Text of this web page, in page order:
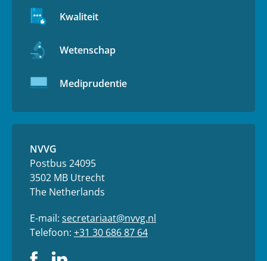
Kwaliteit
Wetenschap
Mediprudentie
NVVG
Postbus 24095
3502 MB Utrecht
The Netherlands
E-mail: secretariaat@nvvg.nl
Telefoon: +31 30 686 87 64